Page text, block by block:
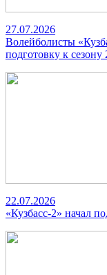
27.07.2026
Волейболисты
подготовку к сезону
22.07.2026
«Кузбасс-2» начал